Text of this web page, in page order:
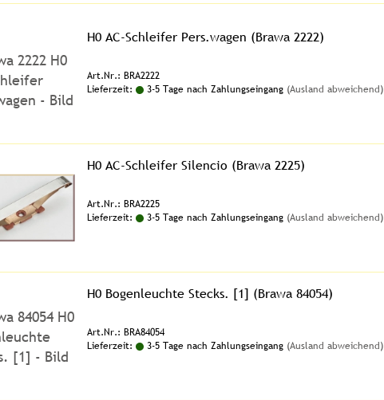
H0 AC-Schleifer Pers.wagen (Brawa 2222)
Art.Nr.: BRA2222
Lieferzeit:
3-5 Tage nach Zahlungseingang (Ausland abweichend)
H0 AC-Schleifer Silencio (Brawa 2225)
Art.Nr.: BRA2225
Lieferzeit:
3-5 Tage nach Zahlungseingang (Ausland abweichend)
H0 Bogenleuchte Stecks. [1] (Brawa 84054)
Art.Nr.: BRA84054
Lieferzeit:
3-5 Tage nach Zahlungseingang (Ausland abweichend)